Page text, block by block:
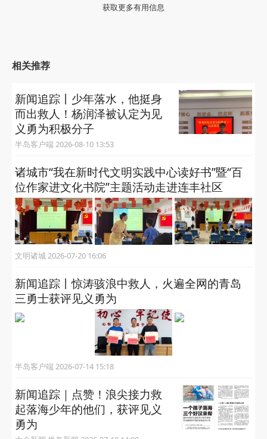
病情恶化，一直在家休养或住院，母亲没有工作，只
几个月都没上班。我妈腰疼得厉害，现在照顾不
了许多外债。“借了一大圈，能借的亲戚朋友都借遍
了。”周明帅表示，目前父亲虽然脱离了生命危险，
但仍需要住院进行后续治疗，治疗费用还是未知。如
以联系周明帅，电话：18561745028。
（半岛全媒体记者 王晓雯 黄滢滢）
阅读 (91189)
关注“半岛网官微”